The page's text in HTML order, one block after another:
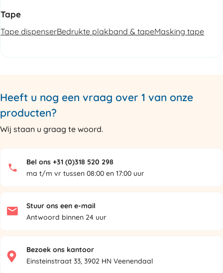
Tape
Tape dispenserBedrukte plakband & tapeMasking tape
Heeft u nog een vraag over 1 van onze
producten?
Wij staan u graag te woord.
Bel ons +31 (0)318 520 298
ma t/m vr tussen 08:00 en 17:00 uur
Stuur ons een e-mail
Antwoord binnen 24 uur
Bezoek ons kantoor
Einsteinstraat 33, 3902 HN Veenendaal